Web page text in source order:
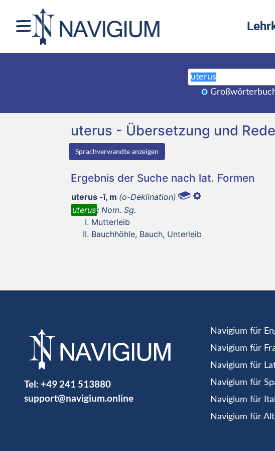
uterus - Übersetzung und
Sprachverwandte anzeigen
Ergebnis der Suche nach lat. Formen
uterus -ī, m (o-Deklination)
uterus: Nom. Sg.
Mutterleib
Bauchhöhle, Bauch, Unterleib
Tel: +49 241 513880
support@navigium.online
Navigium für
Navigium für
Navigium für
Navigium für
Navigium für
Navigium für